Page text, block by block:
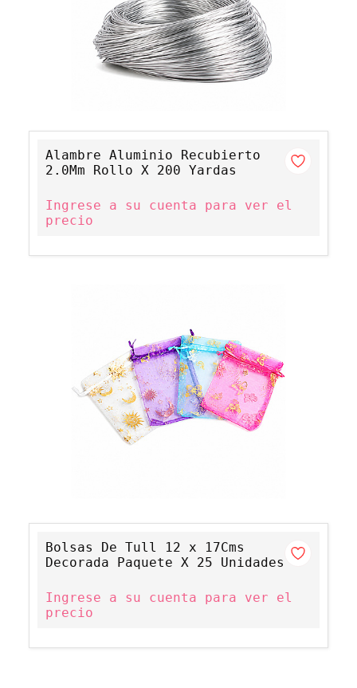
Alambre Aluminio Recubierto
2.0Mm Rollo X 200 Yardas
Ingrese a su cuenta para ver el
precio
Bolsas De Tull 12 x 17Cms
Decorada Paquete X 25 Unidades
Ingrese a su cuenta para ver el
precio